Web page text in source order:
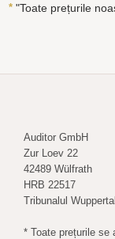
* "Toate prețurile
Auditor GmbH
Zur Loev 22
42489 Wülfrath
HRB 22517
Tribunalul Wuppertal
* Toate prețurile se